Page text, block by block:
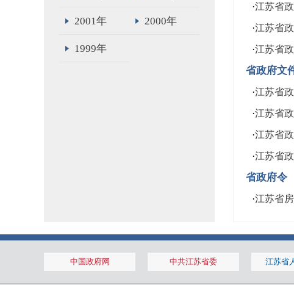
2001年 2000年
1999年
·江苏省
·江苏省
·江苏省
省政府文
·江苏省
·江苏省
·江苏省
·江苏省
省政府令
·江苏省
中国政府网 中共江苏省委 江苏省